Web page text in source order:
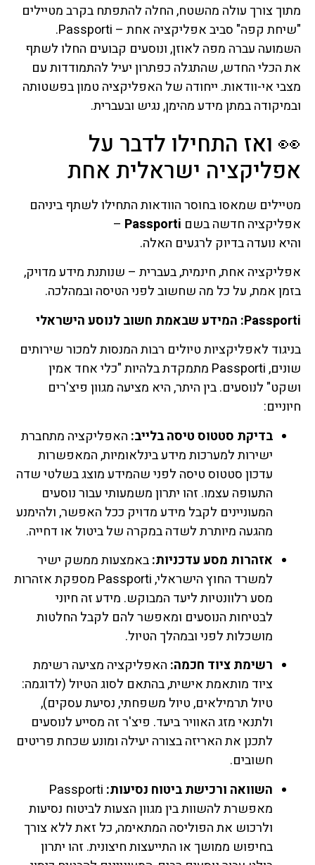
מתוך צורך עולה מהשטח, החלה להתפתח בקרב מטיילים
"שיחת קפה" סביב אפליקציה אחת – Passporti.
השמועה עברה מפה לאוזן, ונוסעים קבועים החלו לשתף
את הכלי החדש, שהתגלה כפתרון יעיל להתמודדות עם
מצבי אי-וודאות. ייחודה של האפליקציה טמון בפשטותה
ובמיקודה במתן מידע מהימן, נגיש ובעברית.
👀 ואז התחילו לדבר על
אפליקציה ישראלית אחת
מטיילים שמאסו בחוסר הוודאות התחילו לשתף ביניהם
אפליקציה חדשה בשם Passporti
–
והיא נועדה בדיוק לרגעים האלה.
אפליקציה אחת, חינמית, בעברית – שנותנת מידע מדויק,
בזמן אמת, על כל מה שחשוב לפני הטיסה ובמהלכה.
Passporti: המידע שבאמת חשוב לנוסע הישראלי
בניגוד לאפליקציות טיולים רבות המנסות למכור שירותים
שונים, Passporti מתמקדת בלהיות "כלי אחד אמין
ושקט" לנוסעים. בין היתר, היא מציעה מגוון פיצ'רים
חיוניים:
בדיקת סטטוס טיסה בלייב: האפליקציה מתחברת
ישירות למערכות מידע בינלאומיות, המאפשרות
עדכון סטטוס טיסה לפני שהמידע מוצג בשלטי שדה
התעופה עצמו. זהו יתרון משמעותי עבור נוסעים
המעוניינים לקבל מידע מדויק ככל האפשר, ולהימנע
מהגעה מיותרת לשדה במקרה של ביטול או דחייה.
אזהרות מסע עדכניות:באמצעות ממשק ישיר
למשרד החוץ הישראלי, Passporti מספקת אזהרות
מסע רלוונטיות ליעד המבוקש. מידע זה חיוני
לבטיחות הנוסעים ומאפשר להם לקבל החלטות
מושכלות לפני ובמהלך הטיול.
רשימת ציוד חכמה: האפליקציה מציעה רשימת
ציוד מותאמת אישית, בהתאם לסוג הטיול (לדוגמה:
טיול תרמילאים, טיול משפחתי, נסיעת עסקים),
ולתנאי מזג האוויר ביעד. פיצ'ר זה מסייע לנוסעים
לתכנן את האריזה בצורה יעילה ומונע שכחת פריטים
חשובים.
השוואה ורכישת ביטוח נסיעות: Passporti
מאפשרת להשוות בין מגוון הצעות לביטוח נסיעות
ולרכוש את הפוליסה המתאימה, כל זאת ללא צורך
בחיפוש ממושך או התייעצות חיצונית. זהו יתרון